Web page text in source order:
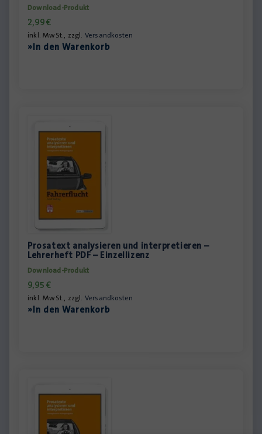
Download-Produkt
2,99€
inkl. MwSt., zzgl. Versandkosten
»In den Warenkorb
Prosatext analysieren und interpretieren –
Lehrerheft PDF – Einzellizenz
Download-Produkt
9,95 €
inkl. MwSt., zzgl. Versandkosten
»In den Warenkorb